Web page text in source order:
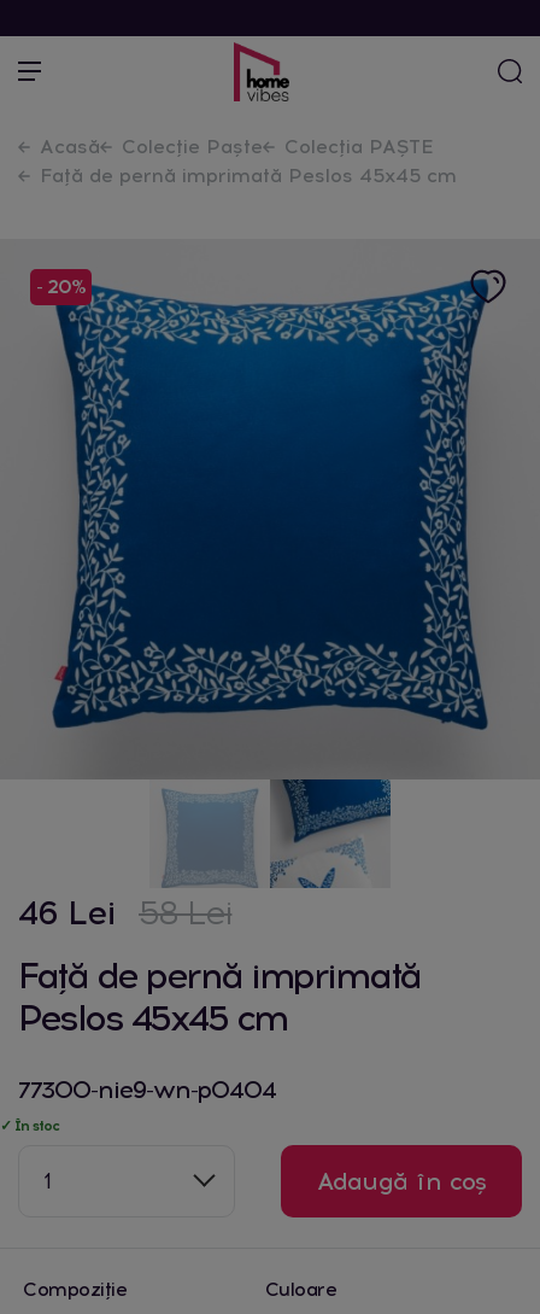
Acasă Colecție Paște
Colecția PAȘTE
Față de pernă imprimată Peslos 45x45 cm
- 20%
46 Lei 58 Lei
Față de pernă imprimată
Peslos 45x45 cm
77300-nie9-wn-p0404
✓ În stoc
1 Adaugă în coș
Compoziție
Culoare